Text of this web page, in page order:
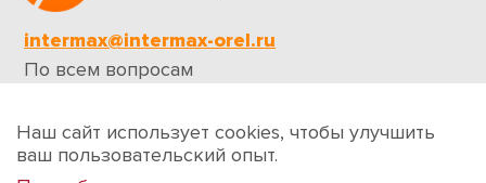
intermax@intermax-orel.ru
По всем вопросам
Обратная связь
Наш сайт использует cookies, чтобы улучшить
ваш пользовательский опыт.